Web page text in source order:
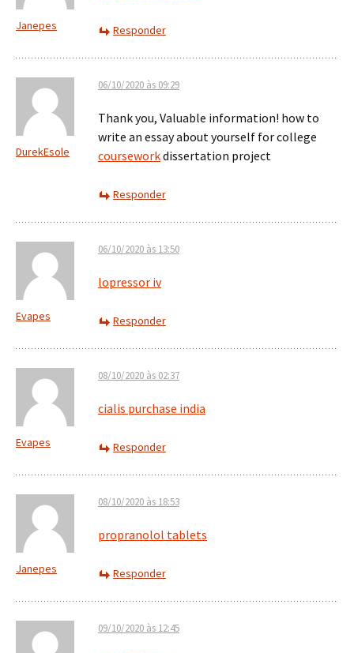
Janepes Responder
DurekEsole
06/10/2020 às 09:29
Thank you, Valuable information! how to
write an essay about yourself for college
courseworkdissertation project
Responder
Evapes
06/10/2020 às 13:50
lopressor iv
Responder
Evapes
08/10/2020 às 02:37
cialis purchase india
Responder
Janepes
08/10/2020 às 18:53
propranolol tablets
Responder
09/10/2020 às 12:45